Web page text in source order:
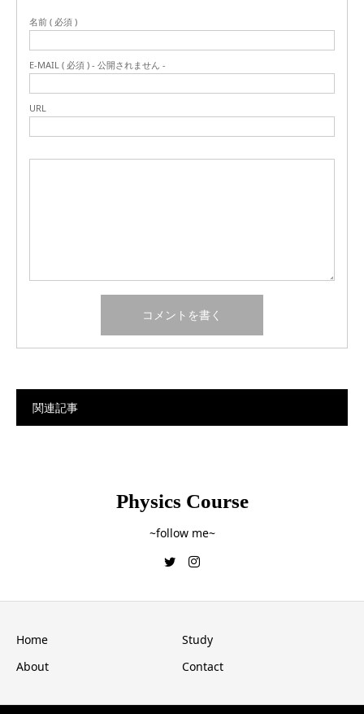
名前 ( 必須 )
E-MAIL ( 必須 ) - 公開されません -
URL
関連記事
Physics Course
~follow me~
Home
Study
About
Contact